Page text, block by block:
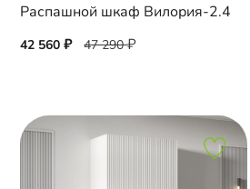
Распашной шкаф Вилория-2.4
42 560 47 290